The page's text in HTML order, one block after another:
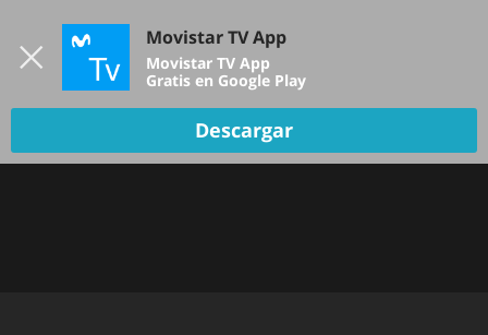
TV EN VIVO
Movistar TV App
Movistar TV App
Gratis en Google Play
Descargar